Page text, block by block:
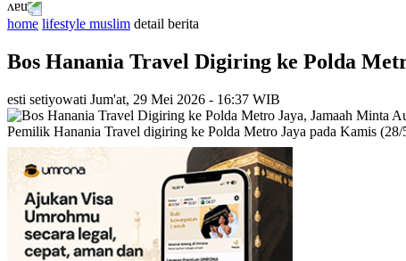
home lifestyle muslim detail berita
Bos Hanania Travel Digiring ke Polda
esti setiyowati Jum'at, 29 Mei 2026 - 16:37 WIB
Pemilik Hanania Travel digiring ke Polda Metro Jaya pada Kamis